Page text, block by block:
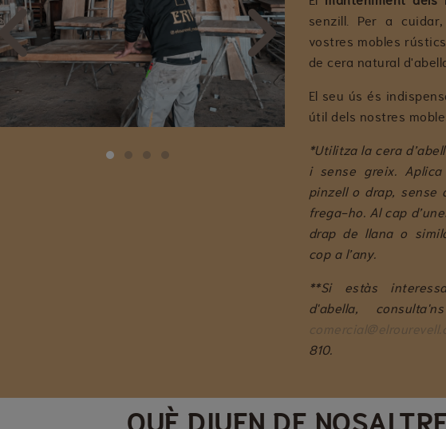
senzill. Per a
vostres mobles
de cera natural
El seu ús és
útil dels nostres
*Utilitza la cera
i sense greix.
pinzell o drap, sense
frega-ho. Al cap
drap de llana o
cop a l’any.
**Si estàs
d'abella,
810.